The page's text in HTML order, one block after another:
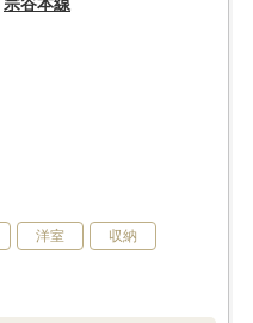
洋室 収納